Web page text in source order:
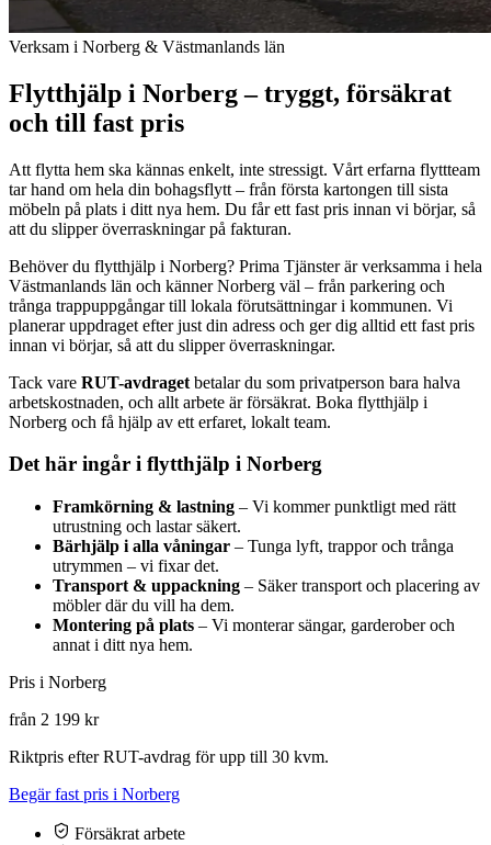
Verksam i Norberg & Västmanlands län
Flytthjälp i Norberg – tryggt, försäkrat
och till fast pris
Att flytta hem ska kännas enkelt, inte stressigt. Vårt erfarna flyttteam
tar hand om hela din bohagsflytt – från första kartongen till sista
möbeln på plats i ditt nya hem. Du får ett fast pris innan vi börjar, så
att du slipper överraskningar på fakturan.
Behöver du flytthjälp i Norberg? Prima Tjänster är verksamma i hela
Västmanlands län och känner Norberg väl – från parkering och
trånga trappuppgångar till lokala förutsättningar i kommunen. Vi
planerar uppdraget efter just din adress och ger dig alltid ett fast pris
innan vi börjar, så att du slipper överraskningar.
Tack vare RUT-avdraget betalar du som privatperson bara halva
arbetskostnaden, och allt arbete är försäkrat. Boka flytthjälp i
Norberg och få hjälp av ett erfaret, lokalt team.
Det här ingår i flytthjälp i Norberg
Framkörning & lastning – Vi kommer punktligt med rätt
utrustning och lastar säkert.
Bärhjälp i alla våningar – Tunga lyft, trappor och trånga
utrymmen – vi fixar det.
Transport & uppackning – Säker transport och placering av
möbler där du vill ha dem.
Montering på plats – Vi monterar sängar, garderober och
annat i ditt nya hem.
Pris i Norberg
från 2 199 kr
Riktpris efter RUT-avdrag för upp till 30 kvm.
Begär fast pris i Norberg
Försäkrat arbete